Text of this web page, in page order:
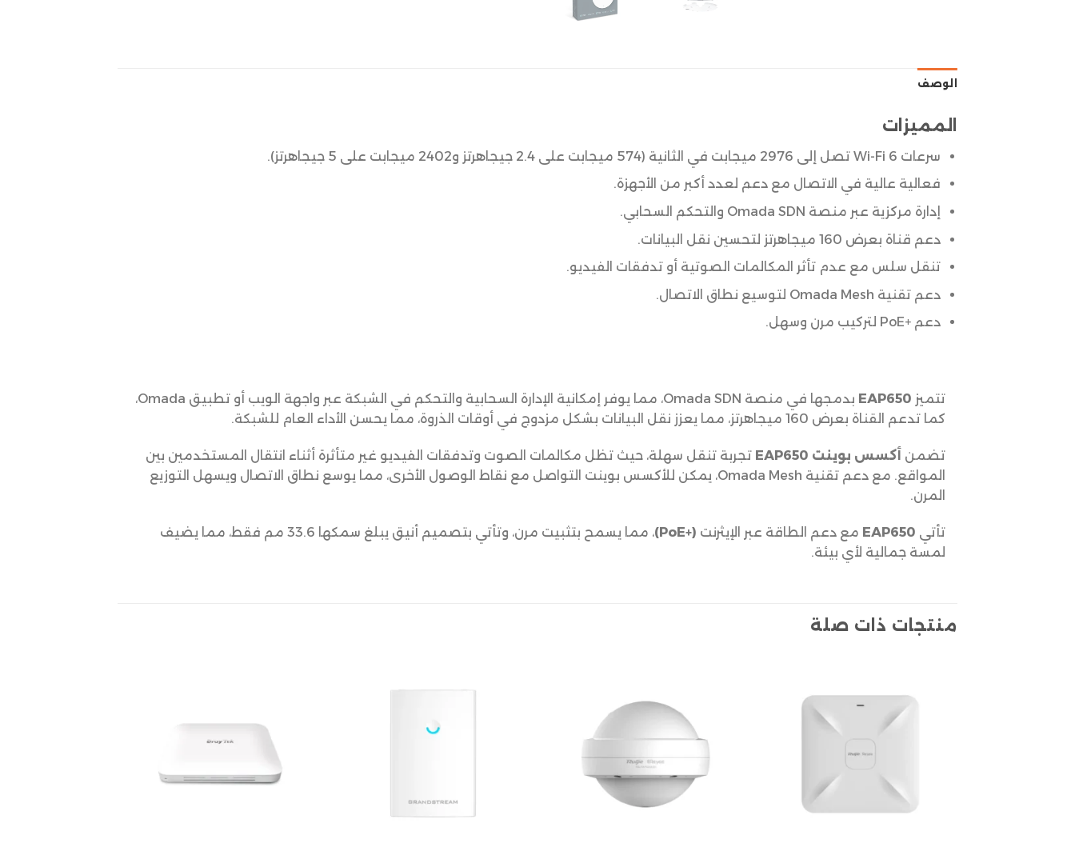
الوصف
المميزات
سرعات Wi-Fi 6 تصل إلى 2976 ميجابت في الثانية (574 ميجابت على 2.4 جيجاهرتز و2402 ميجابت على 5 جيجاهرتز).
فعالية عالية في الاتصال مع دعم لعدد أكبر من الأجهزة.
إدارة مركزية عبر منصة Omada SDN والتحكم السحابي.
دعم قناة بعرض 160 ميجاهرتز لتحسين نقل البيانات.
تنقل سلس مع عدم تأثر المكالمات الصوتية أو تدفقات الفيديو.
دعم تقنية Omada Mesh لتوسيع نطاق الاتصال.
دعم +PoE لتركيب مرن وسهل.
تتميز
بدمجها في منصة Omada SDN، مما يوفر إمكانية الإدارة السحابية والتحكم في الشبكة عبر واجهة الويب أو تطبيق Omada،
كما تدعم القناة بعرض 160 ميجاهرتز، مما يعزز نقل البيانات بشكل مزدوج في أوقات الذروة، مما يحسن الأداء العام للشبكة.
تضمن أكسس بوينت EAP650
تجربة تنقل سهلة، حيث تظل مكالمات الصوت وتدفقات الفيديو غير متأثرة أثناء انتقال المستخدمين بين
المواقع. مع دعم تقنية Omada Mesh، يمكن للأكسس بوينت التواصل مع نقاط الوصول الأخرى، مما يوسع نطاق الاتصال ويسهل التوزيع
المرن.
تأتي EAP650 مع دعم الطاقة عبر الإيثرنت (+PoE)
، مما يسمح بتثبيت مرن، وتأتي بتصميم أنيق يبلغ سمكها 33.6 مم فقط، مما يضيف
لمسة جمالية لأي بيئة.
منتجات ذات صلة